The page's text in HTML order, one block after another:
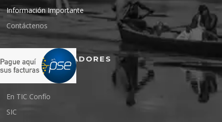
Información Importante
Contáctenos
ENTES REGULADORES
En TIC Confío
SIC